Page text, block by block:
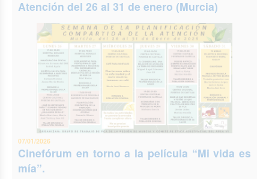
Atención del 26 al 31 de enero (Murcia)
07/01/2026
Cinefórum en torno a la película “Mi vida es
mía”.